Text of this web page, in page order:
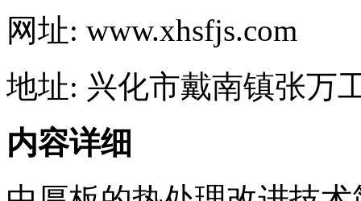
网址: www.xhsfjs.com
地址: 兴化市戴南镇张万
内容详细